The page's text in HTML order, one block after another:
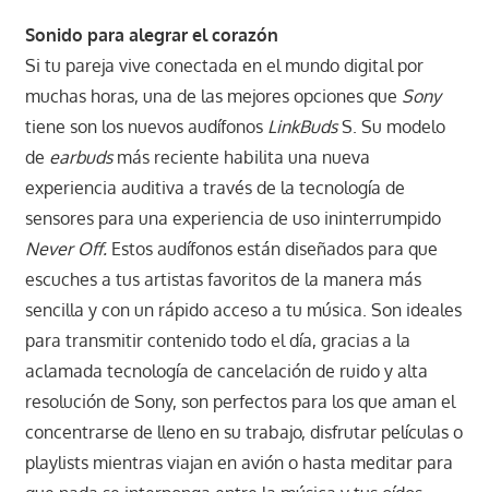
Sonido para alegrar el corazón
Si tu pareja vive conectada en el mundo digital por
muchas horas, una de las mejores opciones que Sony
tiene son los nuevos audífonos LinkBudsS. Su modelo
de earbudsmás reciente habilita una nueva
experiencia auditiva a través de la tecnología de
sensores para una experiencia de uso ininterrumpido
Never Off.Estos audífonos están diseñados para que
escuches a tus artistas favoritos de la manera más
sencilla y con un rápido acceso a tu música. Son ideales
para transmitir contenido todo el día, gracias a la
aclamada tecnología de cancelación de ruido y alta
resolución de Sony, son perfectos para los que aman el
concentrarse de lleno en su trabajo, disfrutar películas o
playlists mientras viajan en avión o hasta meditar para